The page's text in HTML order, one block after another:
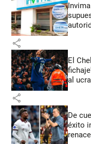
share
El
al
share
De
éxito